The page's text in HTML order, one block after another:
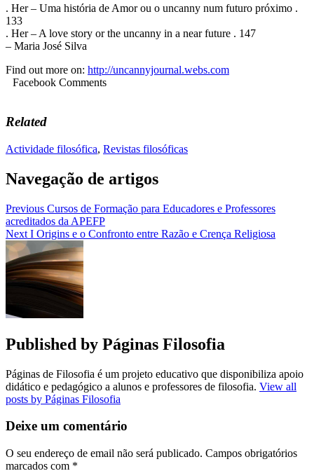
. Her – Uma história de Amor ou o uncanny num futuro próximo .
133
. Her – A love story or the uncanny in a near future . 147
– Maria José Silva
Find out more on: http://uncannyjournal.webs.com
Facebook Comments
Related
Actividade filosófica, Revistas filosóficas
Navegação de artigos
Previous Cursos de Formação para Educadores e Professores
acreditados da APEFP
Next I Origins e o Confronto entre Razão e Crença Religiosa
Published by Páginas Filosofia
Páginas de Filosofia é um projeto educativo que disponibiliza apoio
didático e pedagógico a alunos e professores de filosofia. View all
posts by Páginas Filosofia
Deixe um comentário
O seu endereço de email não será publicado. Campos obrigatórios
marcados com *